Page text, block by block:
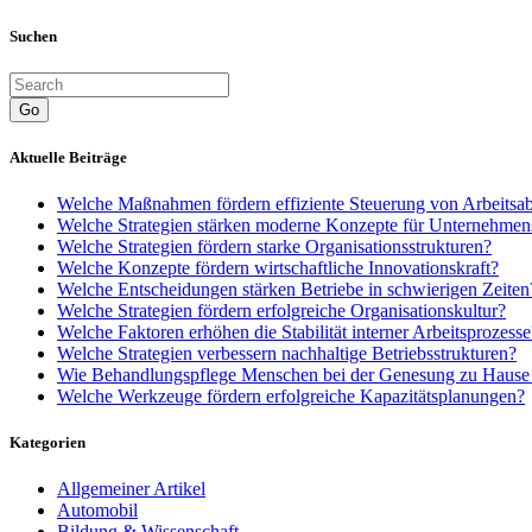
Suchen
Go
Aktuelle Beiträge
Welche Maßnahmen fördern effiziente Steuerung von
Welche Strategien stärken moderne Konzepte für
Welche Strategien fördern starke Organisationsstrukturen?
Welche Konzepte fördern wirtschaftliche Innovationskraft?
Welche Entscheidungen stärken Betriebe in schwierigen
Welche Strategien fördern erfolgreiche Organisationskultur?
Welche Faktoren erhöhen die Stabilität interner
Welche Strategien verbessern nachhaltige Betriebsstrukturen?
Wie Behandlungspflege Menschen bei der Genesung zu
Welche Werkzeuge fördern erfolgreiche Kapazitätsplanungen?
Kategorien
Allgemeiner Artikel
Automobil